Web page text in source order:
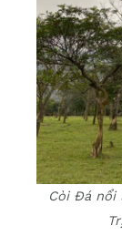
Còi Đá nổi